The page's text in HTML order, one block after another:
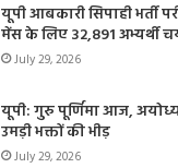
यूपी आबकारी सिपाही भर्ती
मेंस के लिए 32,891 अभ्यर्थी
July 29, 2026
यूपी: गुरु पूर्णिमा आज,
उमड़ी भक्तों की भीड़
July 29, 2026